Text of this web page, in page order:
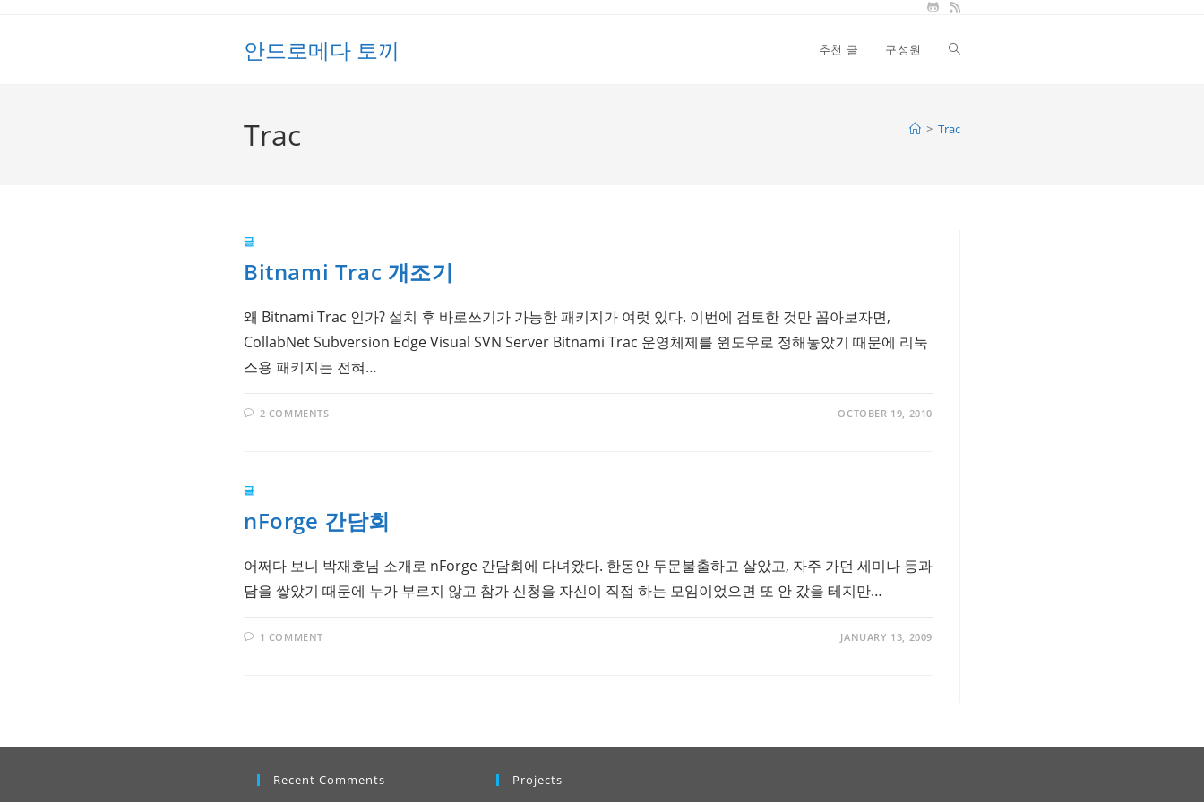
안드로메다 토끼 추천 글 구성원 Toggle
Trac > Trac
글
Bitnami Trac 개조기
왜 Bitnami Trac 인가? 설치 후 바로쓰기가 가능한 패키지가 여럿 있다. 이번에 검토한 것만 꼽아보자면,
CollabNet Subversion Edge Visual SVN Server Bitnami Trac 운영체제를 윈도우로 정해놓았기 때문에 리눅
스용 패키지는 전혀…
2 COMMENTS OCTOBER 19, 2010
글
nForge 간담회
어쩌다 보니 박재호님 소개로 nForge 간담회에 다녀왔다. 한동안 두문불출하고 살았고, 자주 가던 세미나 등과
담을 쌓았기 때문에 누가 부르지 않고 참가 신청을 자신이 직접 하는 모임이었으면 또 안 갔을 테지만…
1 COMMENT JANUARY 13, 2009
Recent Comments Projects